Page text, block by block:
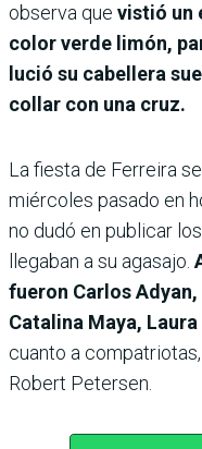
observa que vistió un
color verde limón,
lució su cabellera
collar con una cruz.
La fiesta de Ferreira
miércoles pasado en
no dudó en publicar
llegaban a su agasajo.
fueron Carlos Adyan,
Catalina Maya,
cuanto a
Robert Petersen.